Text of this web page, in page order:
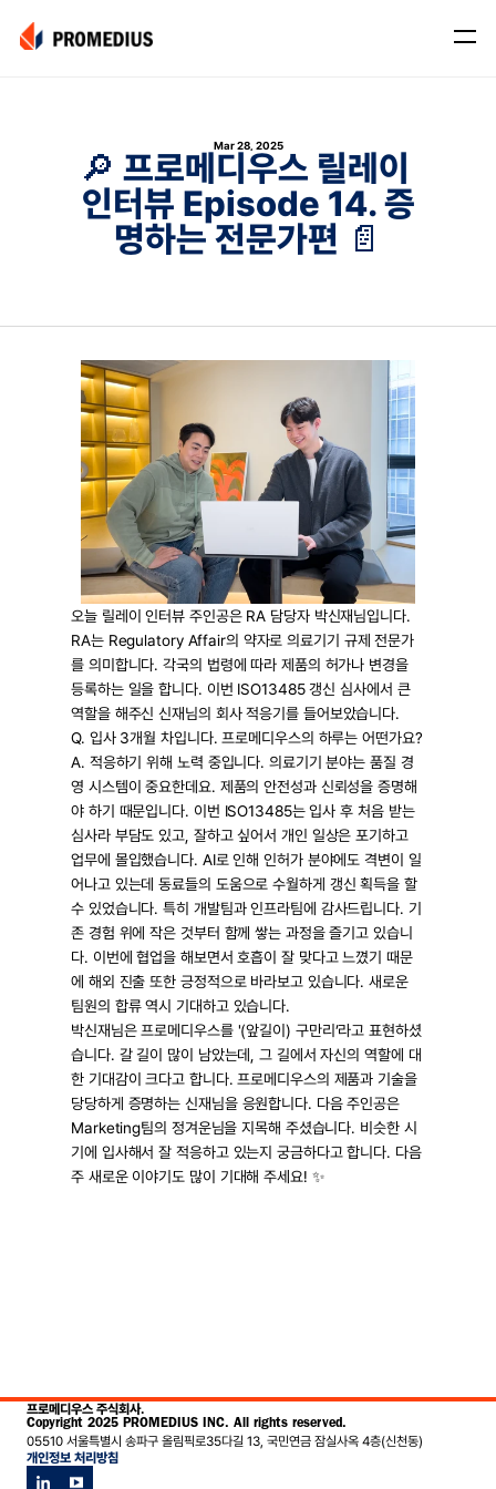
Leadership
Myo Signal
Press Release
For Investors
AI Research
Careers
Contact Us
Mar 28, 2025
🔎 프로메디우스 릴레이
인터뷰 Episode 14. 증
명하는 전문가편 📄
오늘 릴레이 인터뷰 주인공은 RA 담당자 박신재님입니다.
RA는 Regulatory Affair의 약자로 의료기기 규제 전문가
를 의미합니다. 각국의 법령에 따라 제품의 허가나 변경을
등록하는 일을 합니다. 이번 ISO13485 갱신 심사에서 큰
역할을 해주신 신재님의 회사 적응기를 들어보았습니다.
Q. 입사 3개월 차입니다. 프로메디우스의 하루는 어떤가요?
A. 적응하기 위해 노력 중입니다. 의료기기 분야는 품질 경
영 시스템이 중요한데요. 제품의 안전성과 신뢰성을 증명해
야 하기 때문입니다. 이번 ISO13485는 입사 후 처음 받는
심사라 부담도 있고, 잘하고 싶어서 개인 일상은 포기하고
업무에 몰입했습니다. AI로 인해 인허가 분야에도 격변이 일
어나고 있는데 동료들의 도움으로 수월하게 갱신 획득을 할
수 있었습니다. 특히 개발팀과 인프라팀에 감사드립니다. 기
존 경험 위에 작은 것부터 함께 쌓는 과정을 즐기고 있습니
다. 이번에 협업을 해보면서 호흡이 잘 맞다고 느꼈기 때문
에 해외 진출 또한 긍정적으로 바라보고 있습니다. 새로운
팀원의 합류 역시 기대하고 있습니다.
박신재님은 프로메디우스를 '(앞길이) 구만리’라고 표현하셨
습니다. 갈 길이 많이 남았는데, 그 길에서 자신의 역할에 대
한 기대감이 크다고 합니다. 프로메디우스의 제품과 기술을
당당하게 증명하는 신재님을 응원합니다. 다음 주인공은
Marketing팀의 정겨운님을 지목해 주셨습니다. 비슷한 시
기에 입사해서 잘 적응하고 있는지 궁금하다고 합니다. 다음
주 새로운 이야기도 많이 기대해 주세요! ✨
프로메디우스 주식회사.
Copyright 2025 PROMEDIUS INC. All rights reserved.
05510 서울특별시 송파구 올림픽로35다길 13, 국민연금 잠실사옥 4층(신천동)
개인정보 처리방침